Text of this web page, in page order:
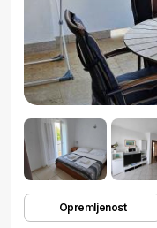
Opremljenost